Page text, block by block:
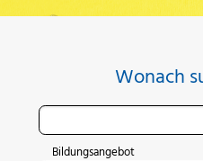
Wonach
Bildungsangebot